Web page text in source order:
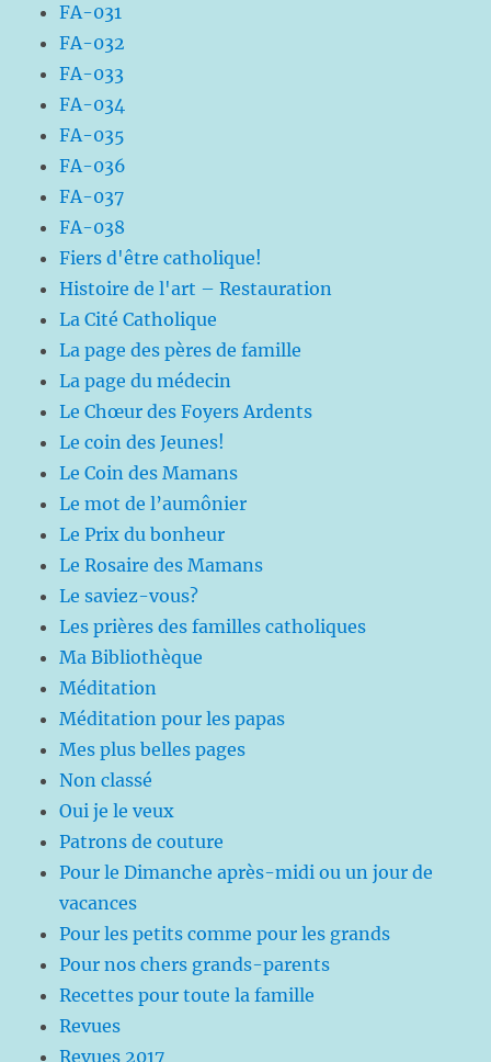
FA-031
FA-032
FA-033
FA-034
FA-035
FA-036
FA-037
FA-038
Fiers d'être catholique!
Histoire de l'art – Restauration
La Cité Catholique
La page des pères de famille
La page du médecin
Le Chœur des Foyers Ardents
Le coin des Jeunes!
Le Coin des Mamans
Le mot de l’aumônier
Le Prix du bonheur
Le Rosaire des Mamans
Le saviez-vous?
Les prières des familles catholiques
Ma Bibliothèque
Méditation
Méditation pour les papas
Mes plus belles pages
Non classé
Oui je le veux
Patrons de couture
Pour le Dimanche après-midi ou un jour de
vacances
Pour les petits comme pour les grands
Pour nos chers grands-parents
Recettes pour toute la famille
Revues
Revues 2017